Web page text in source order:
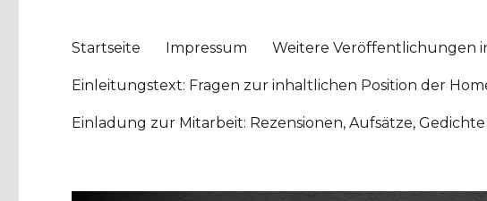
Startseite Impressum Weitere Veröffentlichungen
Einleitungstext: Fragen zur inhaltlichen Position der
Einladung zur Mitarbeit: Rezensionen, Aufsätze,